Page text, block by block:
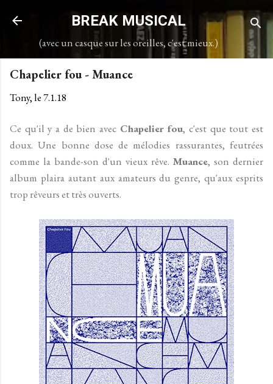
Accéder au contenu principal
BREAK MUSICAL
(avec un casque sur les oreilles, c'est mieux.)
Chapelier fou - Muance
Tony, le7.1.18
Ce qu'il y a de bien avec Chapelier fou, c'est que tout est
doux. Une bonne dose de mélodies rassurantes, feutrées
comme la bande-son d'un vieux rêve. Muance, son dernier
album plaira autant aux amateurs du genre, qu'aux esprits
trop rêveurs et très ouverts.